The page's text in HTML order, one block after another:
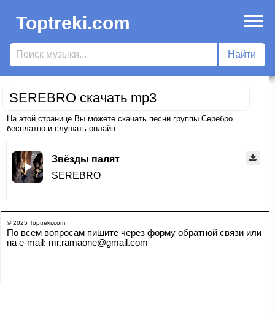
Toptreki.com
SEREBRO скачать mp3
На этой странице Вы можете скачать песни группы Серебро
бесплатно и слушать онлайн.
Звёзды палят
SEREBRO
© 2025 Toptreki.com
По всем вопросам пишите через форму обратной связи или
на e-mail: mr.ramaone@gmail.com